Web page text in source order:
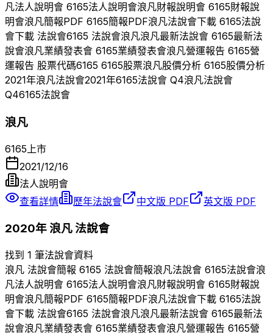
凡法人說明會 6165法人說明會浪凡財報說明會 6165財報說
明會浪凡簡報PDF 6165簡報PDF浪凡法說會下載 6165法說
會下載 法說會6165 法說會浪凡浪凡最新法說會 6165最新法
說會浪凡業績發表會 6165業績發表會浪凡營運報告 6165營
運報告 股票代碼6165 6165股票浪凡股價分析 6165股價分析
2021年浪凡法說會2021年6165法說會 Q4浪凡法說會
Q46165法說會
浪凡
6165 上市
2021/12/16
法人說明會
查看詳情
歷年法說會 中文版 PDF 英文版 PDF
2020年浪凡法說會
找到 1 筆法說會資料
浪凡 法說會簡報 6165 法說會簡報浪凡法說會 6165法說會浪
凡法人說明會 6165法人說明會浪凡財報說明會 6165財報說
明會浪凡簡報PDF 6165簡報PDF浪凡法說會下載 6165法說
會下載 法說會6165 法說會浪凡浪凡最新法說會 6165最新法
說會浪凡業績發表會 6165業績發表會浪凡營運報告 6165營